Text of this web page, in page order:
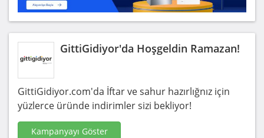
GittiGidiyor'da Hoşgeldin Ramazan!
GittiGidiyor.com'da İftar ve sahur hazırlığnız için
yüzlerce üründe indirimler sizi bekliyor!
Kampanyayı Göster